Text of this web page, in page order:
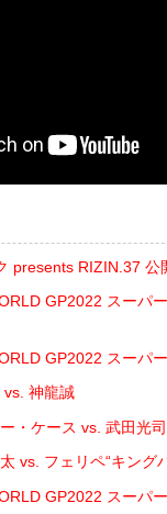
presents RIZIN.37 公
GP2022 スーパ
GP2022 スーパ
vs. 神龍誠
・ケース vs. 武田光司
vs. フェリペ“キング
GP2022 スーパ